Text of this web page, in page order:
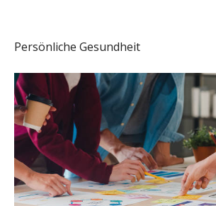
Persönliche Gesundheit